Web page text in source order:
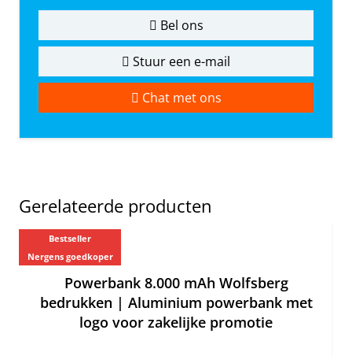
Bel ons
Stuur een e-mail
Chat met ons
Gerelateerde producten
Bestseller
Nergens goedkoper
Powerbank 8.000 mAh Wolfsberg
bedrukken | Aluminium powerbank met
logo voor zakelijke promotie